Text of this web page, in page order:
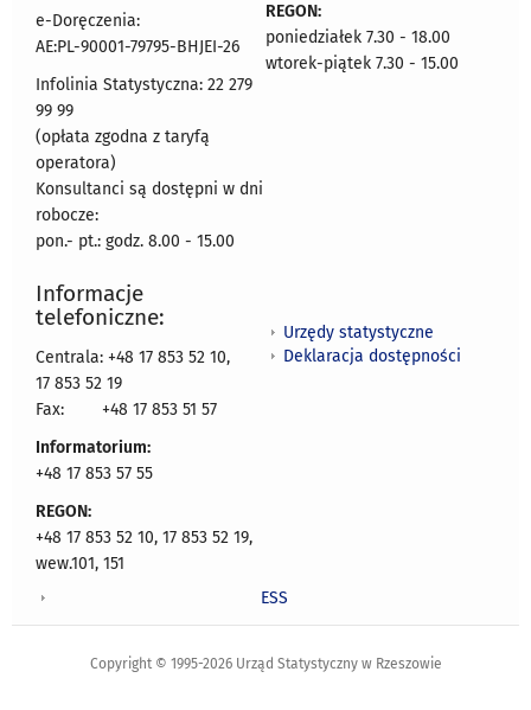
e-Doręczenia:
AE:PL-90001-79795-BHJEI-26
Infolinia Statystyczna: 22 279
99 99
(opłata zgodna z taryfą
operatora)
Konsultanci są dostępni w dni
robocze:
pon.- pt.: godz. 8.00 - 15.00
REGON:
poniedziałek 7.30 - 18.00
wtorek-piątek 7.30 - 15.00
Informacje
telefoniczne:
Centrala: +48 17 853 52 10,
17 853 52 19
Fax:
+48 17 853 51 57
Informatorium:
+48 17 853 57 55
REGON:
+48 17 853 52 10, 17 853 52 19,
wew.101, 151
Urzędy statystyczne
Deklaracja dostępności
ESS
Copyright © 1995-2026 Urząd Statystyczny w Rzeszowie